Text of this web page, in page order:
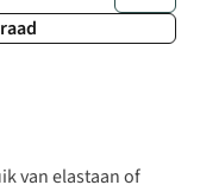
van elastaan of